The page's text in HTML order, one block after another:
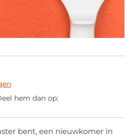
hem dan op:
bent, een nieuwkomer in